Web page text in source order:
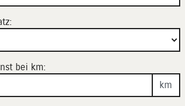
bei km:
km